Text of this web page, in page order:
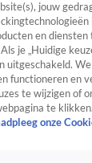
jouw
en
je „Huidige
uitgeschakeld.
functioneren en
te wijzigen of
te
onze